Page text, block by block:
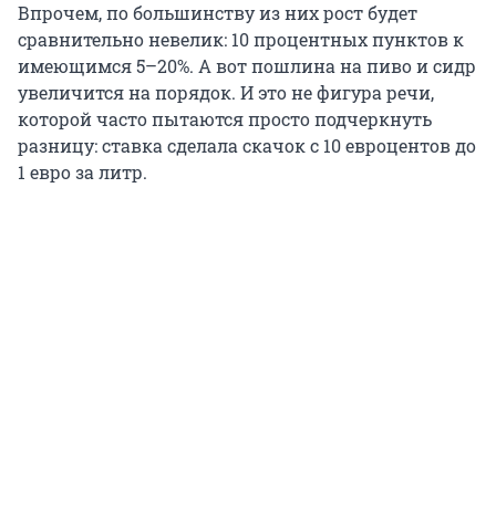
Впрочем, по большинству из них рост будет
сравнительно невелик: 10 процентных пунктов к
имеющимся 5–20%. А вот пошлина на пивo и сидр
увеличится на порядок. И это не фигура речи,
которой часто пытаются просто подчеркнуть
разницу: ставка сделала скачок с 10 евроцентов до
1 евро за литр.